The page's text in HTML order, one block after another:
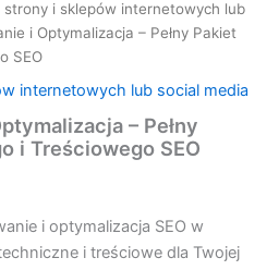
strony i sklepów internetowych lub
i Optymalizacja – Pełny Pakiet
SEO
internetowych lub social media
– Pełny
i Treściowego SEO
i optymalizacja SEO w
i treściowe dla Twojej